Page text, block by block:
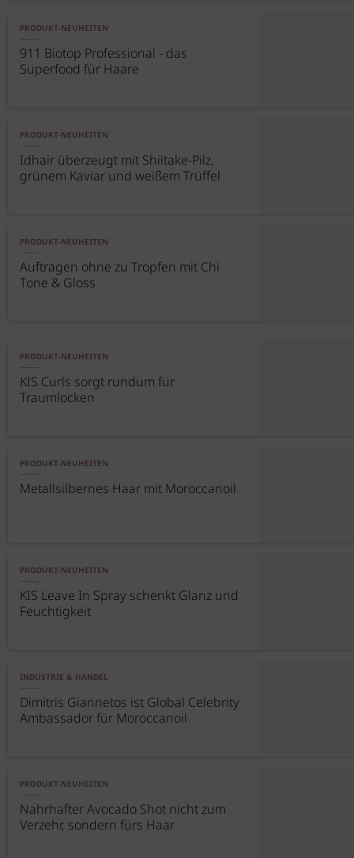
PRODUKT-NEUHEITEN
911 Biotop Professional - das
Superfood für Haare
PRODUKT-NEUHEITEN
Idhair überzeugt mit Shiitake-Pilz,
grünem Kaviar und weißem Trüffel
PRODUKT-NEUHEITEN
Auftragen ohne zu Tropfen mit Chi
Tone & Gloss
PRODUKT-NEUHEITEN
KIS Curls sorgt rundum für
Traumlocken
PRODUKT-NEUHEITEN
Metallsilbernes Haar mit Moroccanoil
PRODUKT-NEUHEITEN
KIS Leave In Spray schenkt Glanz und
Feuchtigkeit
INDUSTRIE & HANDEL
Dimitris Giannetos ist Global Celebrity
Ambassador für Moroccanoil
PRODUKT-NEUHEITEN
Nahrhafter Avocado Shot nicht zum
Verzehr, sondern fürs Haar